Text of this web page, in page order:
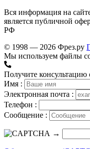
Вся информация на
является публичной
РФ
© 1998 — 2026 Фрез.ру
Мы используем файлы
Получите консультацию
Имя :
Электронная почта :
Телефон :
Сообщение :
→